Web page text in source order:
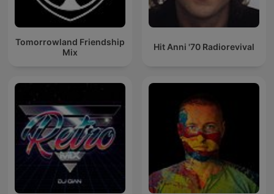
Tomorrowland Friendship
Mix
Hit Anni '70 Radiorevival